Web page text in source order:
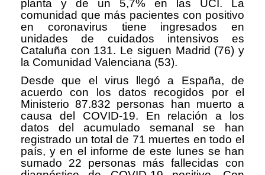
planta y de un 5,7% en las UCI. La
comunidad que más pacientes con positivo
en coronavirus tiene ingresados en
unidades de cuidados intensivos es
Cataluña con 131. Le siguen Madrid (76) y
la Comunidad Valenciana (53).
Desde que el virus llegó a España, de
acuerdo con los datos recogidos por el
Ministerio 87.832 personas han muerto a
causa del COVID-19. En relación a los
datos del acumulado semanal se han
registrado un total de 71 muertes en todo el
país, y en el informe de este lunes se han
sumado 22 personas más fallecidas con